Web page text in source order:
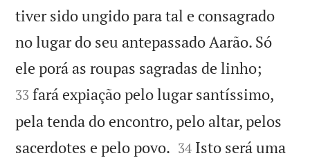
tiver sido ungido para tal e consagrado
no lugar do seu antepassado Aarão. Só
ele porá as roupas sagradas de linho;
33 fará expiação pelo lugar santíssimo,
pela tenda do encontro, pelo altar, pelos
sacerdotes e pelo povo. 

34 Isto será uma